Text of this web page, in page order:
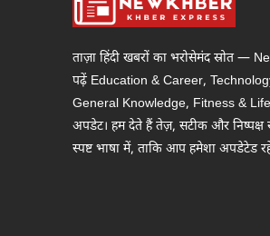
ताज़ा हिंदी खबरों का भरोसेमंद स्रोत —
पढ़ें Education & Career,
General Knowledge, Fitness &
अपडेट। हम देते हैं तेज़, सटीक और
स्पष्ट भाषा में, ताकि आप हमेशा अपडेटेड